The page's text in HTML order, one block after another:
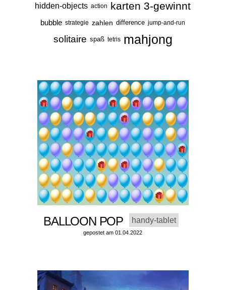
hidden-objects action karten 3-gewinnt
bubble strategie zahlen difference jump-and-run
solitaire spaß tetris mahjong
BALLOON POP handy-tablet
gepostet am 01.04.2022